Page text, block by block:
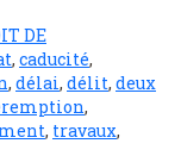
DE
, caducité,
, délai, délit, deux
,
, travaux,